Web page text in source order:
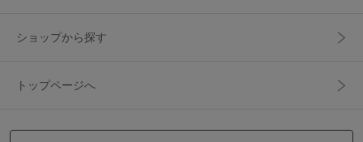
ショップから探す
トップページへ